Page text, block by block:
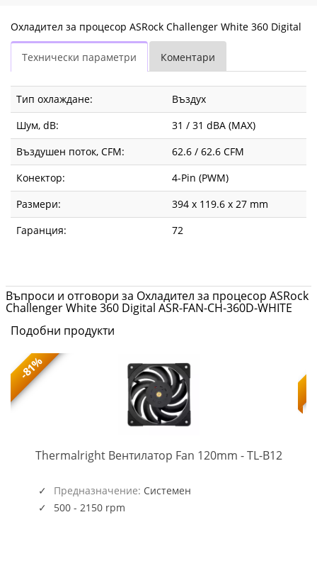
Охладител за процесор ASRock Challenger White 360 Digital
Технически параметри Коментари
Тип охлаждане:
Въздух
Шум, dB:
31 / 31 dBA (MAX)
Въздушен поток, CFM:
62.6 / 62.6 CFM
Конектор:
4-Pin (PWM)
Размери:
394 x 119.6 x 27 mm
Гаранция:
72
Въпроси и отговори за Охладител за процесор ASRock
Challenger White 360 Digital ASR-FAN-CH-360D-WHITE
Подобни продукти
-81%
Thermalright Вентилатор Fan 120mm - TL-B12TL-
Предназначение: Системен
500 - 2150 rpm